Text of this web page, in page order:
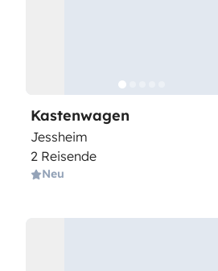
Kastenwagen
Jessheim
2 Reisende
Neu